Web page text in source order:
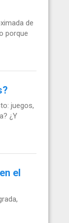
de
porque
juegos,
¿Y
el